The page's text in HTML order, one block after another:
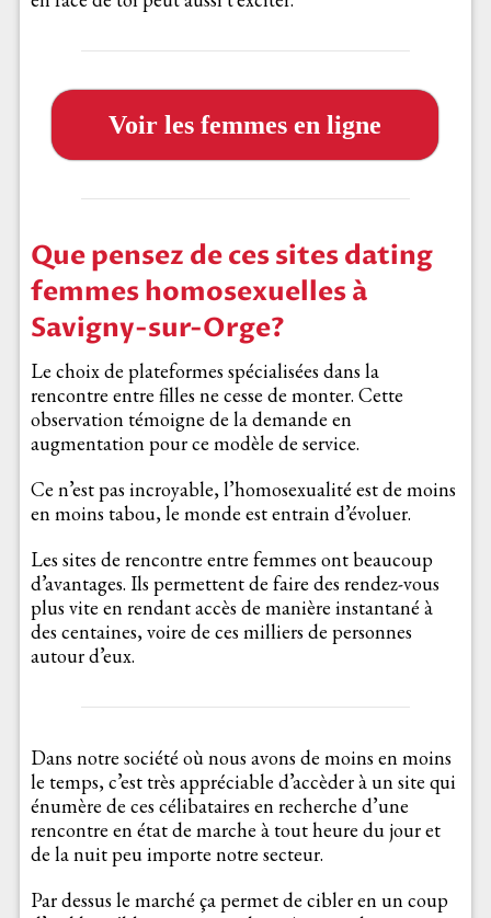
Voir les femmes en ligne
Que pensez de ces sites dating
femmes homosexuelles à
Savigny-sur-Orge?
Le choix de plateformes spécialisées dans la
rencontre entre filles ne cesse de monter. Cette
observation témoigne de la demande en
augmentation pour ce modèle de service.
Ce n’est pas incroyable, l’homosexualité est de moins
en moins tabou, le monde est entrain d’évoluer.
Les sites de rencontre entre femmes ont beaucoup
d’avantages. Ils permettent de faire des rendez-vous
plus vite en rendant accès de manière instantané à
des centaines, voire de ces milliers de personnes
autour d’eux.
Dans notre société où nous avons de moins en moins
le temps, c’est très appréciable d’accèder à un site qui
énumère de ces célibataires en recherche d’une
rencontre en état de marche à tout heure du jour et
de la nuit peu importe notre secteur.
Par dessus le marché ça permet de cibler en un coup